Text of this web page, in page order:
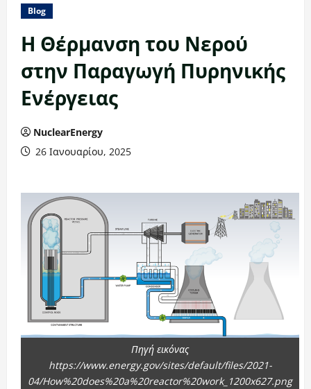
Blog
Η Θέρμανση του Νερού
στην Παραγωγή Πυρηνικής
Ενέργειας
NuclearEnergy
26 Ιανουαρίου, 2025
Πηγή εικόνας
https://www.energy.gov/sites/default/files/2021-
04/How%20does%20a%20reactor%20work_1200x627.png